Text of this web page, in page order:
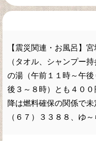
【震災関連・お風呂】
（タオル、シャンプー
の湯（午前１１時～午
後３～８時）とも４０
降は燃料確保の関係で
（６７）３３８８、ゆ